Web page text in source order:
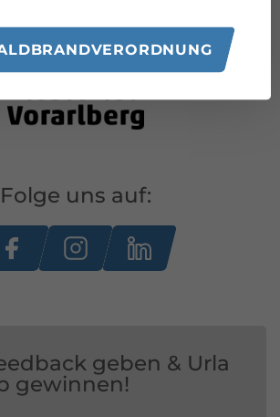
Folge uns auf:
geben & Urla
gewinnen!